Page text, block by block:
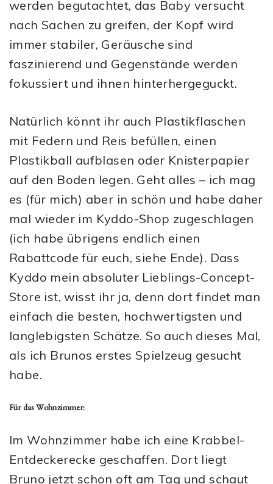
werden begutachtet, das Baby versucht
nach Sachen zu greifen, der Kopf wird
immer stabiler, Geräusche sind
faszinierend und Gegenstände werden
fokussiert und ihnen hinterhergeguckt.
Natürlich könnt ihr auch Plastikflaschen
mit Federn und Reis befüllen, einen
Plastikball aufblasen oder Knisterpapier
auf den Boden legen. Geht alles – ich mag
es (für mich) aber in schön und habe daher
mal wieder im Kyddo-Shop zugeschlagen
(ich habe übrigens endlich einen
Rabattcode für euch, siehe Ende). Dass
Kyddo mein absoluter Lieblings-Concept-
Store ist, wisst ihr ja, denn dort findet man
einfach die besten, hochwertigsten und
langlebigsten Schätze. So auch dieses Mal,
als ich Brunos erstes Spielzeug gesucht
habe.
Für das Wohnzimmer:
Im Wohnzimmer habe ich eine Krabbel-
Entdeckerecke geschaffen. Dort liegt
Bruno jetzt schon oft am Tag und schaut